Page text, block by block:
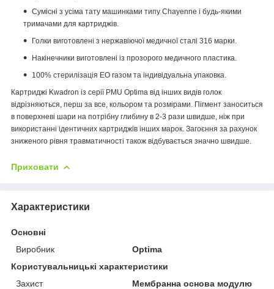
Сумісні з усіма тату машинками типу Chayenne і будь-якими
тримачами для картриджів.
Голки виготовлені з нержавіючої медичної сталі 316 марки.
Накінечники виготовлені із прозорого медичного пластика.
100% стерилізація EO газом та індивідуальна упаковка.
Картриджі Kwadron із серії PMU Optima від інших видів голок
відрізняються, перш за все, кольором та розмірами. Пігмент заноситься
в поверхневі шари на потрібну глибину в 2-3 рази швидше, ніж при
використанні ідентичних картриджів інших марок. Загоєння за рахунок
зниженого рівня травматичності також відбувається значно швидше.
Приховати
Характеристики
Основні
Виробник
Optima
Користувальницькі характеристики
Захист
Мембранна основа модулю